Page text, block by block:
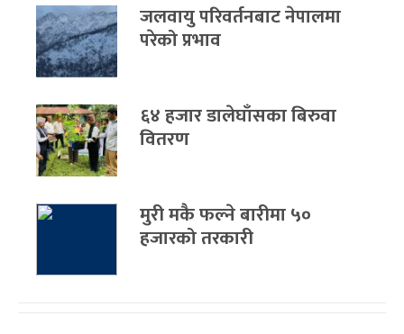
जलवायु परिवर्तनबाट नेपालमा
परेको प्रभाव
६४ हजार डालेघाँसका बिरुवा
वितरण
मुरी मकै फल्ने बारीमा ५०
हजारको तरकारी